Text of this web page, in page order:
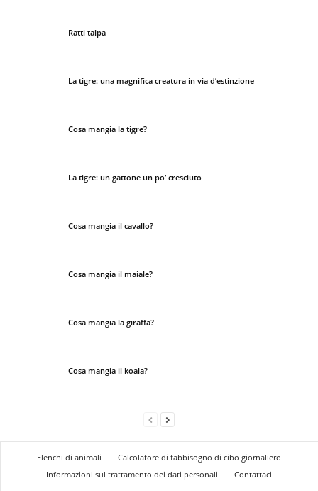
Ratti talpa
La tigre: una magnifica creatura in via d’estinzione
Cosa mangia la tigre?
La tigre: un gattone un po’ cresciuto
Cosa mangia il cavallo?
Cosa mangia il maiale?
Cosa mangia la giraffa?
Cosa mangia il koala?
Elenchi di animali
Calcolatore di fabbisogno di cibo giornaliero
Informazioni sul trattamento dei dati personali
Contattaci